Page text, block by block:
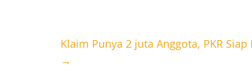
Klaim Punya 2 juta Anggota, PKR
→